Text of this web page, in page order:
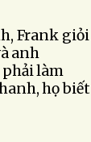
Frank giỏi
anh
làm
họ biết